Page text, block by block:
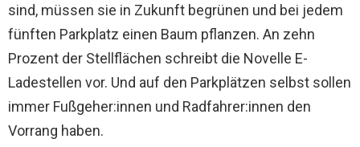
sind, müssen sie in Zukunft begrünen und bei jedem
fünften Parkplatz einen Baum pflanzen. An zehn
Prozent der Stellflächen schreibt die Novelle E-
Ladestellen vor. Und auf den Parkplätzen selbst sollen
immer Fußgeher:innen und Radfahrer:innen den
Vorrang haben.